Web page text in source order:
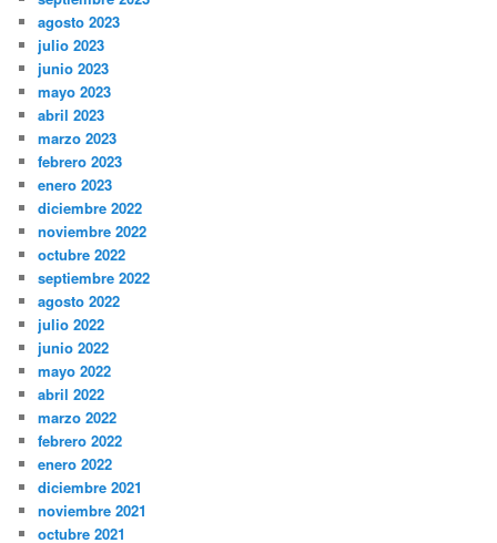
agosto 2023
julio 2023
junio 2023
mayo 2023
abril 2023
marzo 2023
febrero 2023
enero 2023
diciembre 2022
noviembre 2022
octubre 2022
septiembre 2022
agosto 2022
julio 2022
junio 2022
mayo 2022
abril 2022
marzo 2022
febrero 2022
enero 2022
diciembre 2021
noviembre 2021
octubre 2021